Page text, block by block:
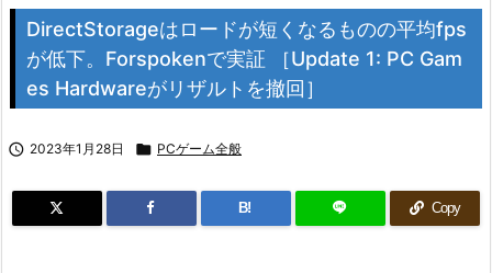
DirectStorageはロードが短くなるものの平均fps
が低下。Forspokenで実証 ［Update 1: PC Gam
es Hardwareがリザルトを撤回］
 2023年1月28日  PCゲーム全般
B! Copy